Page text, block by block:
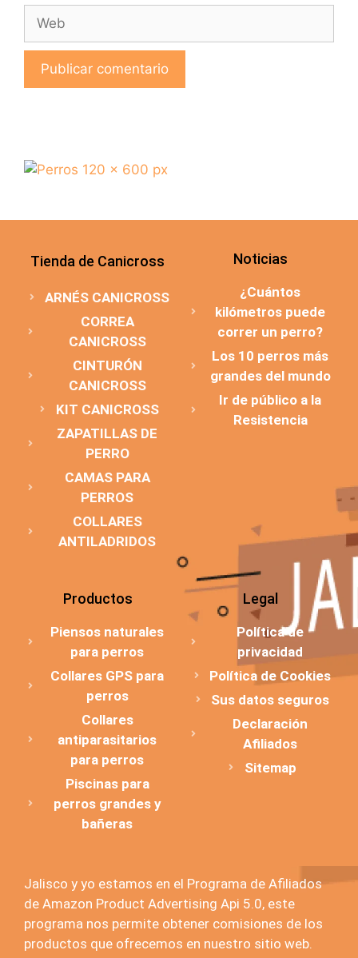
Tienda de Canicross
ARNÉS CANICROSS
CORREA
CANICROSS
CINTURÓN
CANICROSS
KIT CANICROSS
ZAPATILLAS DE
PERRO
CAMAS PARA
PERROS
COLLARES
ANTILADRIDOS
Noticias
¿Cuántos
kilómetros puede
correr un perro?
Los 10 perros más
grandes del mundo
Ir de público a la
Resistencia
Productos
Piensos naturales
para perros
Collares GPS para
perros
Collares
antiparasitarios
para perros
Piscinas para
perros grandes y
bañeras
Legal
Política de
privacidad
Política de Cookies
Sus datos seguros
Declaración
Afiliados
Sitemap
Jalisco y yo estamos en el Programa de Afiliados
de Amazon Product Advertising Api 5.0, este
programa nos permite obtener comisiones de los
productos que ofrecemos en nuestro sitio web.